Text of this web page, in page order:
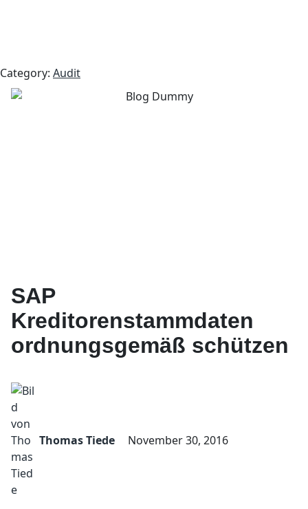
Category: Audit
SAP
Kreditorenstammdaten
ordnungsgemäß schützen
Thomas Tiede November 30, 2016